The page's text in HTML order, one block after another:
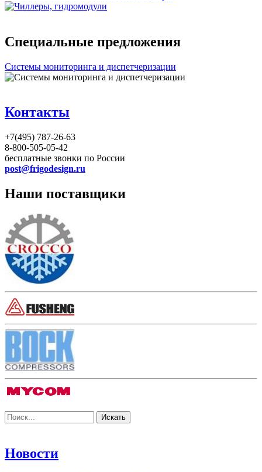
Специальные предложения
Системы мониторинга и диспетчеризации
Контакты
+7(495) 787-26-63
8-800-505-05-42
бесплатные звонки по России
post@frigodesign.ru
Наши поставщики
Новости